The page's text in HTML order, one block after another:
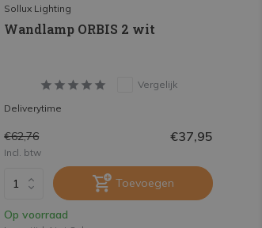
Sollux Lighting
Wandlamp ORBIS 2 wit
Vergelijk
Deliverytime
€62,76 €37,95
Incl. btw
Toevoegen
Op voorraad